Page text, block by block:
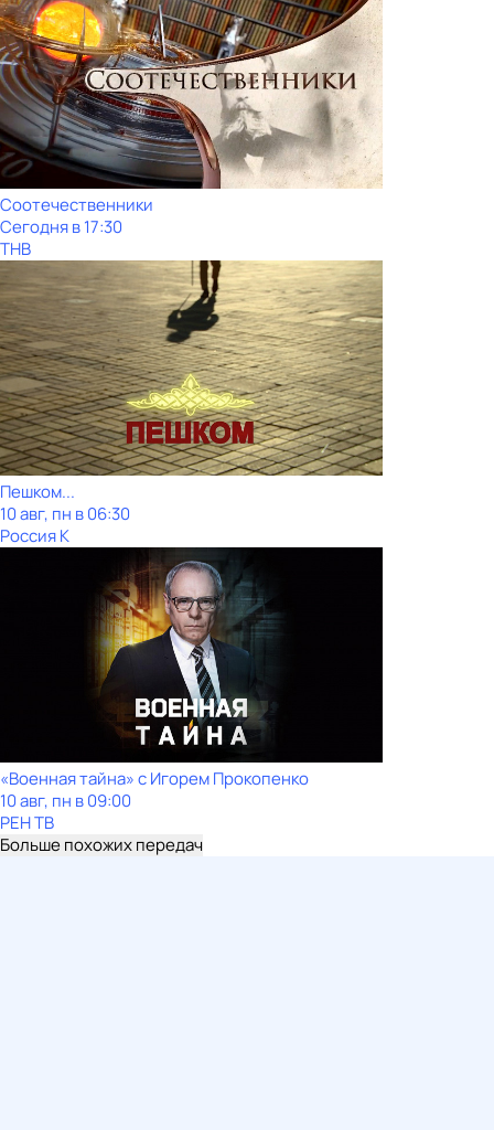
Соотечественники
Сегодня в 17:30
ТНВ
Пешком...
10 авг, пн в 06:30
Россия К
«Военная тайна» с Игорем Прокопенко
10 авг, пн в 09:00
РЕН ТВ
Больше похожих передач